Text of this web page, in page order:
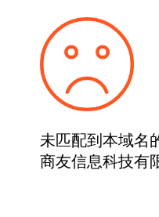
未匹配到本域名
商友信息科技有